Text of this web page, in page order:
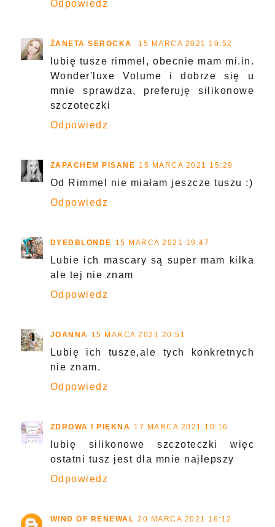
Odpowiedz
ŻANETA SEROCKA 15 MARCA 2021 10:52
lubię tusze rimmel, obecnie mam mi.in.
Wonder'luxe Volume i dobrze się u
mnie sprawdza, preferuję silikonowe
szczoteczki
Odpowiedz
ZAPACHEM PISANE 15 MARCA 2021 15:29
Od Rimmel nie miałam jeszcze tuszu :)
Odpowiedz
DYEDBLONDE 15 MARCA 2021 19:47
Lubie ich mascary są super mam kilka
ale tej nie znam
Odpowiedz
JOANNA 15 MARCA 2021 20:51
Lubię ich tusze,ale tych konkretnych
nie znam.
Odpowiedz
ZDROWA I PIĘKNA 17 MARCA 2021 10:16
lubię silikonowe szczoteczki więc
ostatni tusz jest dla mnie najlepszy
Odpowiedz
WIND OF RENEWAL 20 MARCA 2021 16:12